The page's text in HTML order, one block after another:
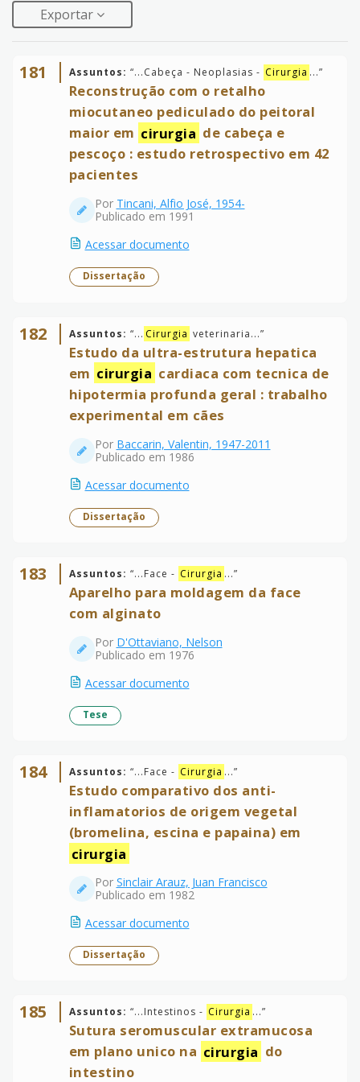
Exportar
181 Assuntos: “...Cabeça - Neoplasias - Cirurgia ...”
Reconstrução com o retalho
miocutaneo pediculado do peitoral
maior em cirurgia de cabeça e
pescoço : estudo retrospectivo em 42
pacientes
Por Tincani, Alfio José, 1954-
Publicado em 1991
Acessar documento
Dissertação
182 Assuntos: “... Cirurgia veterinaria...”
Estudo da ultra-estrutura hepatica
em cirurgia cardiaca com tecnica de
hipotermia profunda geral : trabalho
experimental em cães
Por Baccarin, Valentin, 1947-2011
Publicado em 1986
Acessar documento
Dissertação
183 Assuntos: “...Face - Cirurgia ...”
Aparelho para moldagem da face
com alginato
Por D'Ottaviano, Nelson
Publicado em 1976
Acessar documento
Tese
184 Assuntos: “...Face - Cirurgia ...”
Estudo comparativo dos anti-
inflamatorios de origem vegetal
(bromelina, escina e papaina) em
cirurgia
Por Sinclair Arauz, Juan Francisco
Publicado em 1982
Acessar documento
Dissertação
185 Assuntos: “...Intestinos - Cirurgia ...”
Sutura seromuscular extramucosa
em plano unico na cirurgia do
intestino